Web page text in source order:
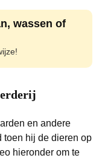
wassen of
en andere
toen hij de dieren op
hieronder om te